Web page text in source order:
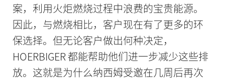
案，利用火炬燃烧过程中浪费的宝贵能源。
因此，与燃烧相比，客户现在有了更多的环
保选择。但无论客户做出何种决定，
HOERBIGER 都能帮助他们进一步减少这些排
放。这就是为什么纳西姆受邀在几周后再次